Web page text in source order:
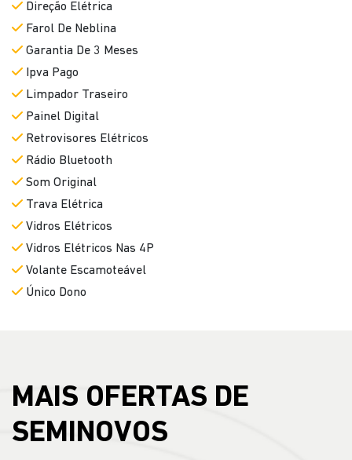
Direção Elétrica
Farol De Neblina
Garantia De 3 Meses
Ipva Pago
Limpador Traseiro
Painel Digital
Retrovisores Elétricos
Rádio Bluetooth
Som Original
Trava Elétrica
Vidros Elétricos
Vidros Elétricos Nas 4P
Volante Escamoteável
Único Dono
MAIS OFERTAS DE
SEMINOVOS